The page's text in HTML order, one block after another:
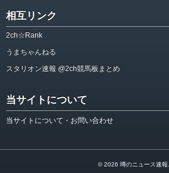
相互リンク
2ch☆Rank
うまちゃんねる
スタリオン速報 @2ch競馬板まとめ
当サイトについて
当サイトについて・お問い合わせ
© 2026 噂のニュース速報